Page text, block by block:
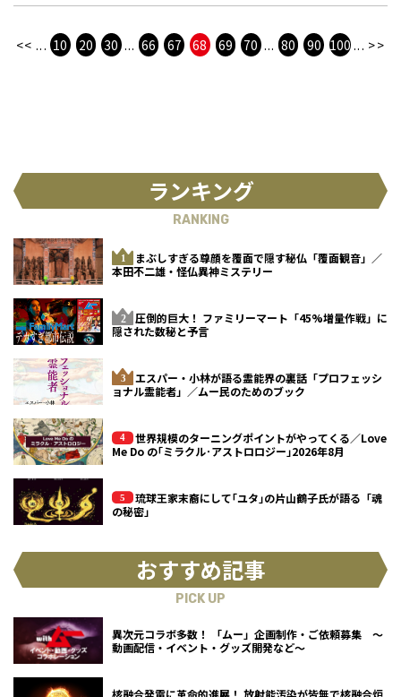
<< ... 10 20 30 ... 66 67 68 69 70 ... 80 90 100... >>
ランキング
RANKING
まぶしすぎる尊顔を覆面で隠す秘仏「覆面観音」／
本田不二雄・怪仏異神ミステリー
圧倒的巨大！ ファミリーマート「45%増量作戦」に
隠された数秘と予言
エスパー・小林が語る霊能界の裏話「プロフェッシ
ョナル霊能者」／ムー民のためのブック
世界規模のターニングポイントがやってくる／Love
Me Do の｢ミラクル･アストロロジー｣2026年8月
琉球王家末裔にして｢ユタ｣の片山鶴子氏が語る「魂
の秘密」
おすすめ記事
PICK UP
異次元コラボ多数！ 「ムー」企画制作・ご依頼募集 ～
動画配信・イベント・グッズ開発など～